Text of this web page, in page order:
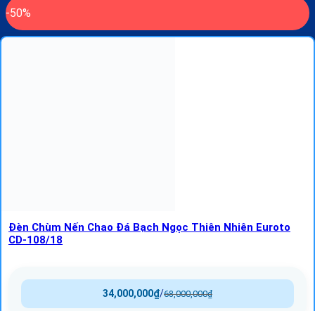
-50%
Đèn Chùm Nến Chao Đá Bạch Ngọc Thiên Nhiên Euroto
CD-108/18
68,000,000₫
/
34,000,000₫